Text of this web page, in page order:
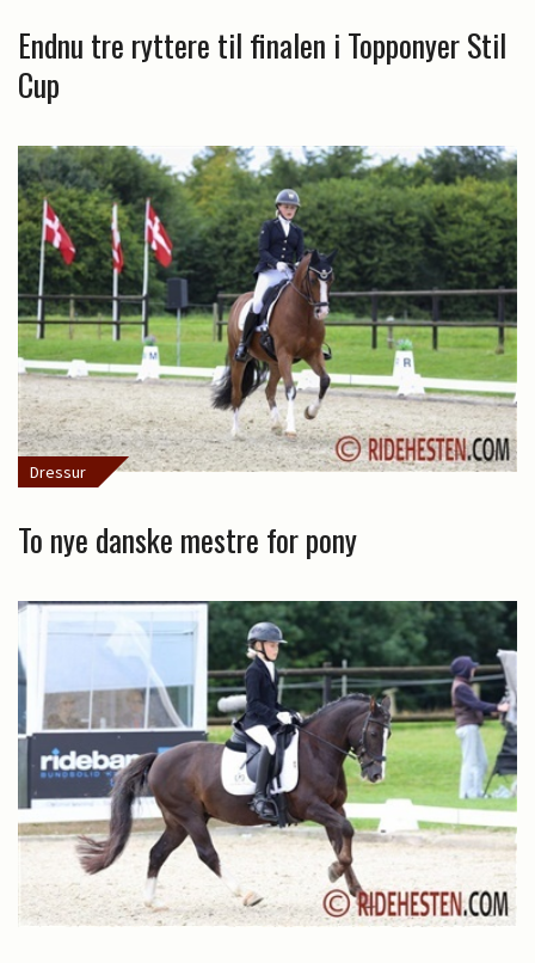
Endnu tre ryttere til finalen i Topponyer Stil
Cup
Dressur
To nye danske mestre for pony